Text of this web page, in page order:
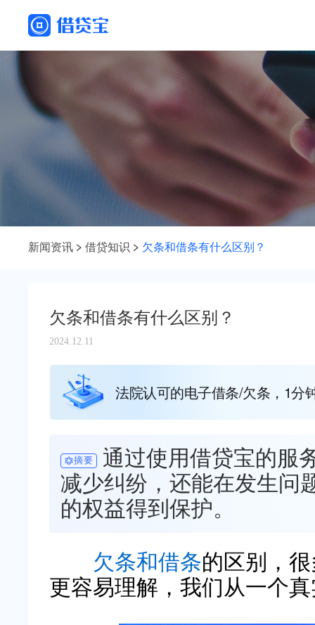
新闻资讯 借贷知识 欠条和借条有什么区别？
欠条和借条有什么区别？
2024.12.11
法院认可的电子借条/欠条，1分
摘要
通过使用借贷宝的服
减少纠纷，还能在发生问
的权益得到保护。
欠条和借条的区别，
更容易理解，我们从一个